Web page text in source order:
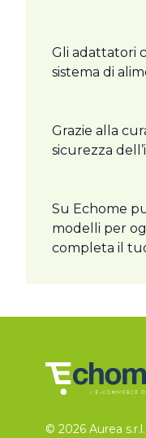
Gli adattatori
sistema di
Grazie alla
sicurezza
Su Echome
modelli per
completa il
© 2026 Aurea s.r.l.